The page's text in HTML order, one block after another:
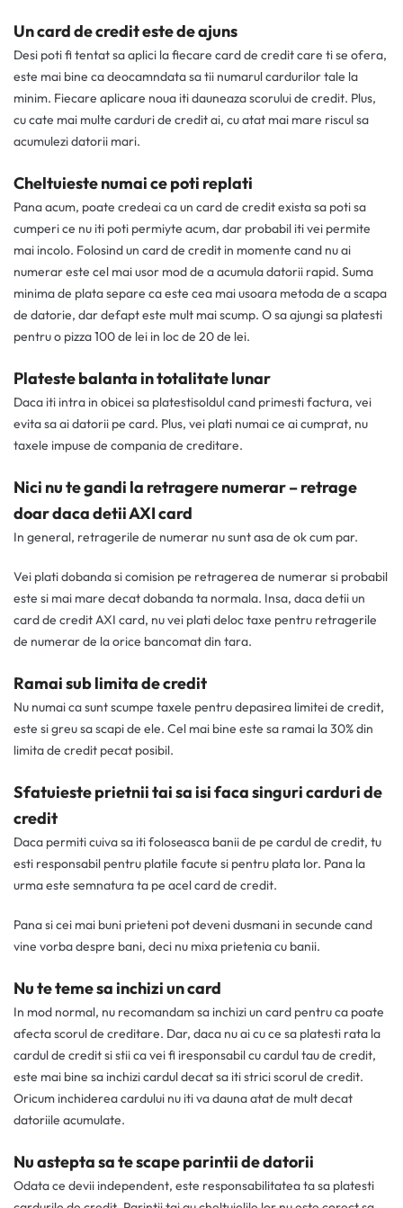
Un card de credit este de ajuns
Desi poti fi tentat sa aplici la fiecare card de credit care ti se ofera,
este mai bine ca deocamndata sa tii numarul cardurilor tale la
minim. Fiecare aplicare noua iti dauneaza scorului de credit. Plus,
cu cate mai multe carduri de credit ai, cu atat mai mare riscul sa
acumulezi datorii mari.
Cheltuieste numai ce poti replati
Pana acum, poate credeai ca un card de credit exista sa poti sa
cumperi ce nu iti poti permiyte acum, dar probabil iti vei permite
mai incolo. Folosind un card de credit in momente cand nu ai
numerar este cel mai usor mod de a acumula datorii rapid. Suma
minima de plata separe ca este cea mai usoara metoda de a scapa
de datorie, dar defapt este mult mai scump. O sa ajungi sa platesti
pentru o pizza 100 de lei in loc de 20 de lei.
Plateste balanta in totalitate lunar
Daca iti intra in obicei sa platestisoldul cand primesti factura, vei
evita sa ai datorii pe card. Plus, vei plati numai ce ai cumprat, nu
taxele impuse de compania de creditare.
Nici nu te gandi la retragere numerar – retrage
doar daca detii AXI card
In general, retragerile de numerar nu sunt asa de ok cum par.
Vei plati dobanda si comision pe retragerea de numerar si probabil
este si mai mare decat dobanda ta normala. Insa, daca detii un
card de credit AXI card, nu vei plati deloc taxe pentru retragerile
de numerar de la orice bancomat din tara.
Ramai sub limita de credit
Nu numai ca sunt scumpe taxele pentru depasirea limitei de credit,
este si greu sa scapi de ele. Cel mai bine este sa ramai la 30% din
limita de credit pecat posibil.
Sfatuieste prietnii tai sa isi faca singuri carduri de
credit
Daca permiti cuiva sa iti foloseasca banii de pe cardul de credit, tu
esti responsabil pentru platile facute si pentru plata lor. Pana la
urma este semnatura ta pe acel card de credit.
Pana si cei mai buni prieteni pot deveni dusmani in secunde cand
vine vorba despre bani, deci nu mixa prietenia cu banii.
Nu te teme sa inchizi un card
In mod normal, nu recomandam sa inchizi un card pentru ca poate
afecta scorul de creditare. Dar, daca nu ai cu ce sa platesti rata la
cardul de credit si stii ca vei fi iresponsabil cu cardul tau de credit,
este mai bine sa inchizi cardul decat sa iti strici scorul de credit.
Oricum inchiderea cardului nu iti va dauna atat de mult decat
datoriile acumulate.
Nu astepta sa te scape parintii de datorii
Odata ce devii independent, este responsabilitatea ta sa platesti